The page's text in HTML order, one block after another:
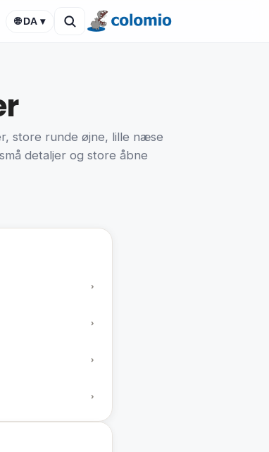
🌐 DA ▾
store runde øjne, lille næse
detaljer og store åbne
›
›
›
›